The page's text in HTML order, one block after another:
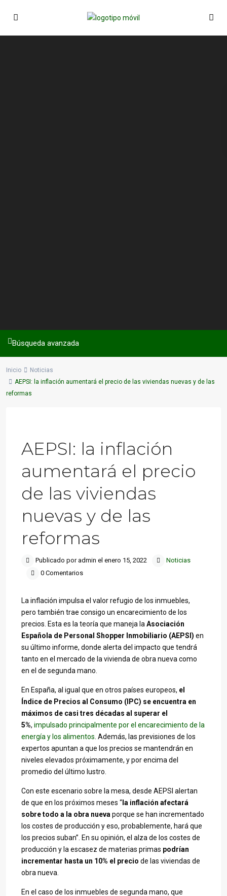
Búsqueda avanzada
Inicio
Noticias
AEPSI: la inflación aumentará el precio de las viviendas nuevas y de las
reformas
AEPSI: la inflación
aumentará el precio
de las viviendas
nuevas y de las
reformas
Publicado por admin el enero 15, 2022
Noticias
0 Comentarios
La inflación impulsa el valor refugio de los inmuebles,
pero también trae consigo un encarecimiento de los
precios. Esta es la teoría que maneja la Asociación
Española de Personal Shopper Inmobiliario (AEPSI) en
su último informe, donde alerta del impacto que tendrá
tanto en el mercado de la vivienda de obra nueva como
en el de segunda mano.
En España, al igual que en otros países europeos, el
Índice de Precios al Consumo (IPC) se encuentra en
máximos de casi tres décadas al superar el
5%, impulsado principalmente por el encarecimiento de la
energía y los alimentos . Además, las previsiones de los
expertos apuntan a que los precios se mantendrán en
niveles elevados próximamente, y por encima del
promedio del último lustro.
Con este escenario sobre la mesa, desde AEPSI alertan
de que en los próximos meses “ la inflación afectará
sobre todo a la obra nueva porque se han incrementado
los costes de producción y eso, probablemente, hará que
los precios suban”. En su opinión, el alza de los costes de
producción y la escasez de materias primas podrían
incrementar hasta un 10% el precio de las viviendas de
obra nueva.
En el caso de los inmuebles de segunda mano, que